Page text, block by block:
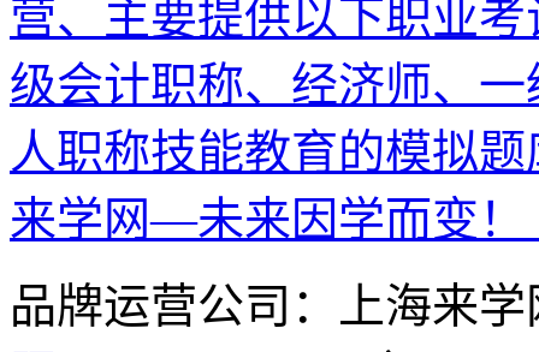
营、主要提供以下职业
级会计职称、经济师、
人职称技能教育的模拟
来学网—未来因学而变！
品牌运营公司：上海来